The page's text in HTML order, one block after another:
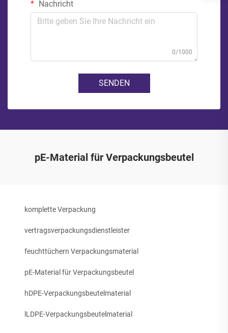
Nachricht
0/1000
SENDEN
pE-Material für Verpackungsbeutel
komplette Verpackung
vertragsverpackungsdienstleister
feuchttüchern Verpackungsmaterial
pE-Material für Verpackungsbeutel
hDPE-Verpackungsbeutelmaterial
lLDPE-Verpackungsbeutelmaterial